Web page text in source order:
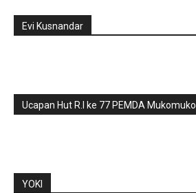
Evi Kusnandar
Ucapan Hut R.I ke 77 PEMDA Mukomuko
YOKI